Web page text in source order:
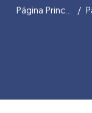
Página Principal